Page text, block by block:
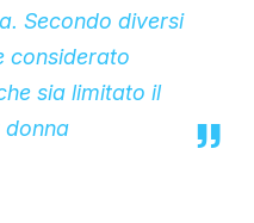
Secondo diversi
considerato
sia limitato il
donna